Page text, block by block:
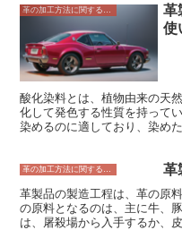
の浄化など、様々な場面で重要な
加水分解は、革製品に含まれ
反応のことです。コラーゲン
や柔軟性を与える重要な成分
解されると、革製品の強度や
ダメージを受けやすくなります
革
使
酸化染料とは、植物由来の天
化して発色する性質を持って
染めるのに適しており、染め
おくと、染料がより染み込み
様々な色合いを表現すること
の染料と混ぜ合わせたりする
できます。また、染めた革を
革
革製品の製造工程は、革の原
の原料となるのは、主に牛、
は、屠殺場から入手するか、皮革業